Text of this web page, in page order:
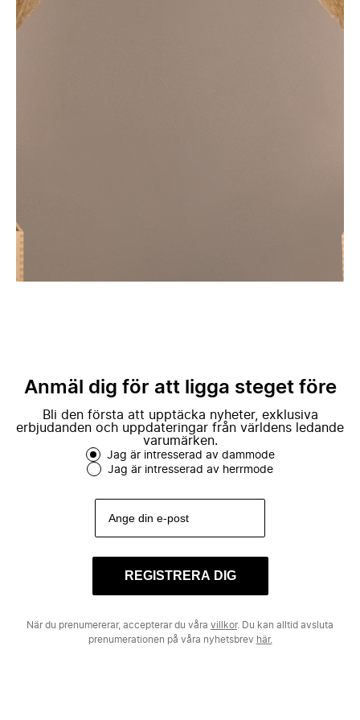
Anmäl dig för att ligga steget före
Bli den första att upptäcka nyheter, exklusiva
erbjudanden och uppdateringar från världens ledande
varumärken.
Jag är intresserad av dammode
Jag är intresserad av herrmode
REGISTRERA DIG
När du prenumererar, accepterar du våra villkor. Du kan alltid avsluta
prenumerationen på våra nyhetsbrev här.